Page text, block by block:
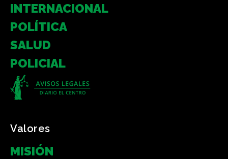
INTERNACIONAL
POLÍTICA
SALUD
POLICIAL
Valores
MISIÓN